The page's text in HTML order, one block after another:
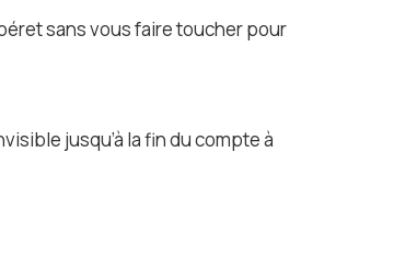
sans vous faire toucher pour
jusqu’à la fin du compte à